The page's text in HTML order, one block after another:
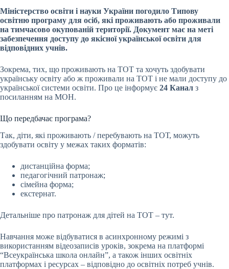
Міністерство освіти і науки України погодило Типову
освітню програму для осіб, які проживають або проживали
на тимчасово окупованій території. Документ має на меті
забезпечення доступу до якісної української освіти для
відповідних учнів.
Зокрема, тих, що проживають на ТОТ та хочуть здобувати
українську освіту або ж проживали на ТОТ і не мали доступу до
української системи освіти. Про це інформує 24 Канал з
посиланням на МОН.
Що передбачає програма?
Так, діти, які проживають / перебувають на ТОТ, можуть
здобувати освіту у межах таких форматів:
дистанційна форма;
педагогічний патронаж;
сімейна форма;
екстернат.
Детальніше про патронаж для дітей на ТОТ – тут.
Навчання може відбуватися в асинхронному режимі з
використанням відеозаписів уроків, зокрема на платформі
“Всеукраїнська школа онлайн”, а також інших освітніх
платформах і ресурсах – відповідно до освітніх потреб учнів.